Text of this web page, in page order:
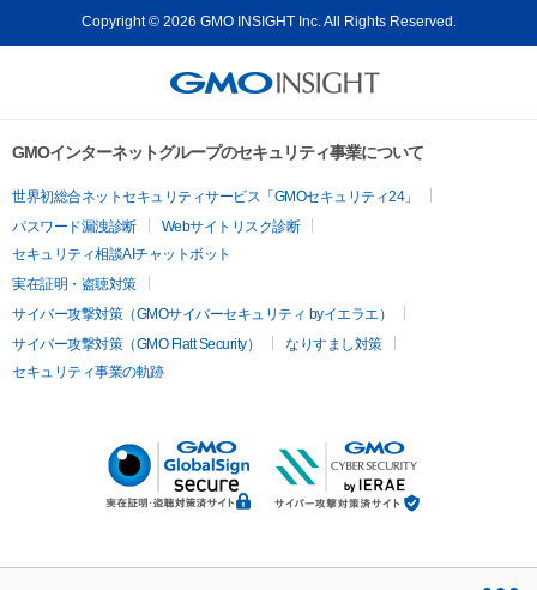
Copyright © 2026 GMO INSIGHT Inc. All Rights Reserved.
GMOインターネットグループのセキュリティ事業について
世界初総合ネットセキュリティサービス「GMOセキュリティ24」
パスワード漏洩診断
Webサイトリスク診断
セキュリティ相談AIチャットボット
実在証明・盗聴対策
サイバー攻撃対策（GMOサイバーセキュリティ byイエラエ）
サイバー攻撃対策（GMO Flatt Security）
なりすまし対策
セキュリティ事業の軌跡